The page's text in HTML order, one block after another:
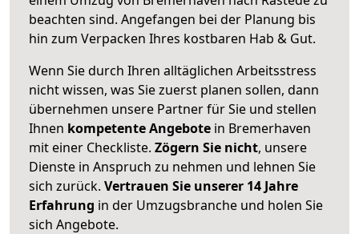
beachten sind. Angefangen bei der Planung bis
hin zum Verpacken Ihres kostbaren Hab & Gut.
Wenn Sie durch Ihren alltäglichen Arbeitsstress
nicht wissen, was Sie zuerst planen sollen, dann
übernehmen unsere Partner für Sie und stellen
Ihnen kompetente Angebote in Bremerhaven
mit einer Checkliste. Zögern Sie nicht, unsere
Dienste in Anspruch zu nehmen und lehnen Sie
sich zurück. Vertrauen Sie unserer 14 Jahre
Erfahrung in der Umzugsbranche und holen Sie
sich Angebote.